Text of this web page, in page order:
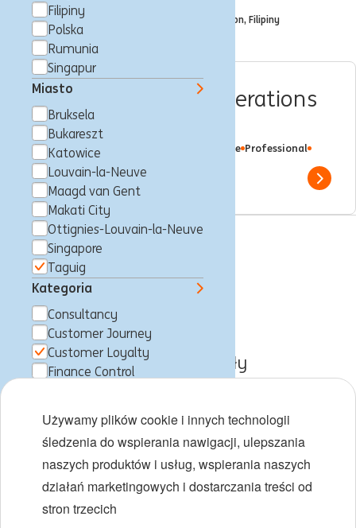
Filipiny
Polska
Rumunia
Singapur
Miasto
Bruksela
Bukareszt
Katowice
Louvain-la-Neuve
Maagd van Gent
Makati City
Ottignies-Louvain-la-Neuve
Singapore
Taguig
Kategoria
Consultancy
Customer Journey
Customer Loyalty
Finance Control
Structuring & Advisory
Trainee
ING Entity
ING Hubs
Doświadczenie
xCity: Taguig, National Capital Region, Filipiny
Retail Investment Operations
Processing - Belgium
Taguig, Filipiny Full time Professional
ING Hubs
Show
O ING
Poznaj nas
Obszary i zespoły
Różnorodność i inkluzywność
Lokalizacje
Używamy plików cookie i innych technologii
śledzenia do wspierania nawigacji, ulepszania
naszych produktów i usług, wspierania naszych
działań marketingowych i dostarczania treści od
stron trzecich